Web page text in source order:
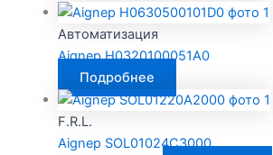
Автоматизация
Aignep H0320100051A0
Подробнее
F.R.L.
Aignep SOL01024C3000